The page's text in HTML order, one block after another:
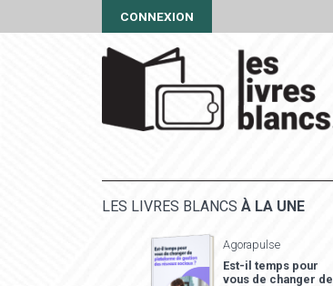
CONNEXION
LES LIVRES BLANCS À LA UNE
Agorapulse
Est-il temps pour
vous de changer de